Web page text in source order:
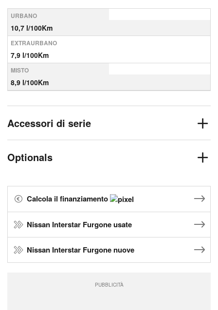
URBANO
10,7 l/100Km
EXTRAURBANO
7,9 l/100Km
MISTO
8,9 l/100Km
Accessori di serie
Optionals
Calcola il finanziamento
Nissan Interstar Furgone usate
Nissan Interstar Furgone nuove
PUBBLICITÀ